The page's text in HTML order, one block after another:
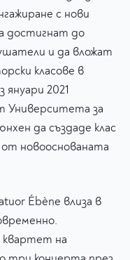
с нови
достигнат до
и да вложат
класове в
2021
Университета за
да създаде клас
новооснованата
Ébène влиза в
на